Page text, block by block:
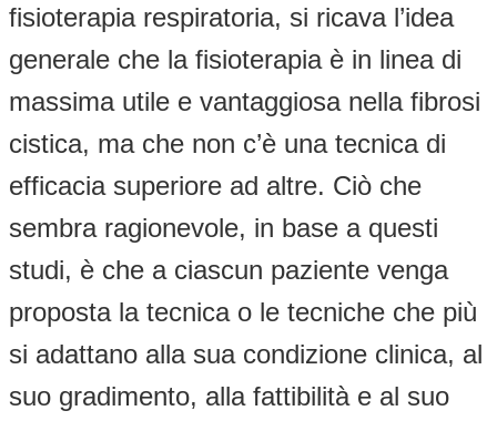
fisioterapia respiratoria, si ricava l’idea
generale che la fisioterapia è in linea di
massima utile e vantaggiosa nella fibrosi
cistica, ma che non c’è una tecnica di
efficacia superiore ad altre. Ciò che
sembra ragionevole, in base a questi
studi, è che a ciascun paziente venga
proposta la tecnica o le tecniche che più
si adattano alla sua condizione clinica, al
suo gradimento, alla fattibilità e al suo